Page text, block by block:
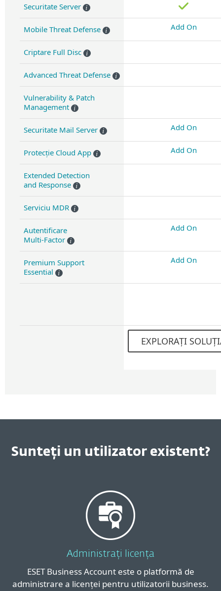
Securitate Server
Mobile Threat Defense Add On
Criptare Full Disc
Advanced Threat Defense
Vulnerability & Patch
Management
Securitate Mail Server Add On
Protecție Cloud App Add On
Extended Detection
and Response
Serviciu MDR
Autentificare
Multi-Factor
Add On
Premium Support
Essential
Add On
EXPLORAȚI
Sunteți un utilizator existent?
Administrați licența
ESET Business Account este o platformă de
administrare a licenței pentru utilizatorii business.